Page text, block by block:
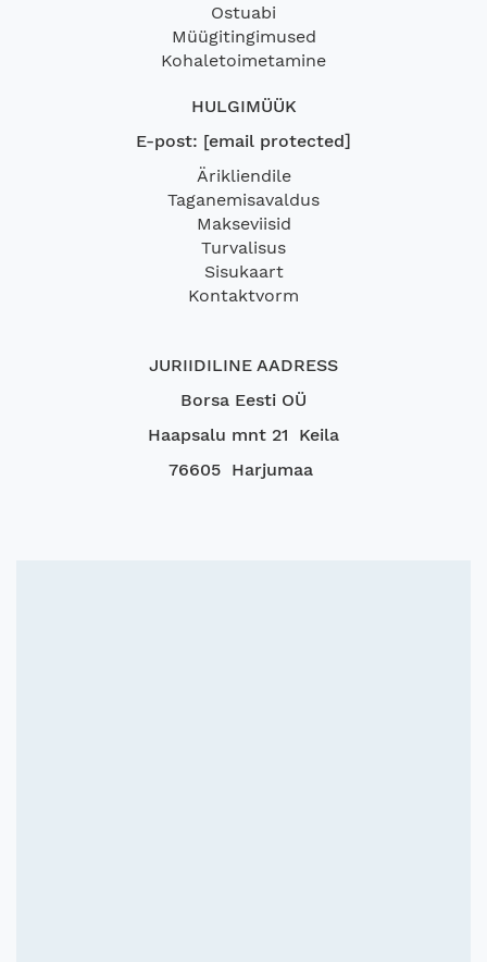
Ostuabi
Müügitingimused
Kohaletoimetamine
HULGIMÜÜK
E-post: [email protected]
Ärikliendile
Taganemisavaldus
Makseviisid
Turvalisus
Sisukaart
Kontaktvorm
JURIIDILINE AADRESS
Borsa Eesti OÜ
Haapsalu mnt 21 Keila
76605 Harjumaa